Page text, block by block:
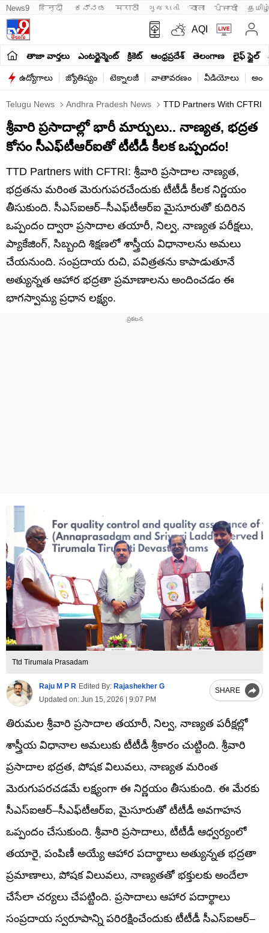
News9 हिन्दी ಕನ್ನಡ मराठी ગુજરાતી বাংলা ਪੰਜਾਬੀ
AQI
తాజా వార్తలు ఎంటర్టైన్మెంట్ క్రికెట్ ఆంధ్రప్రదేశ్ తెలంగాణ లైఫ్ స్టైల్
ఉద్యోగాలు జ్యోతిష్యం టెక్నాలజీ వాతావరణం వీడియోలు
Telugu News Andhra Pradesh News TTD Partners With CFTRI
శ్రీవారి ప్రసాదాల్లో భారీ మార్పులు.. నాణ్యత, భద్రత
కోసం సీఎఫ్‌టీఆర్‌ఐతో టీటీడీ కీలక ఒప్పందం!
TTD Partners with CFTRI: శ్రీవారి ప్రసాదాల నాణ్యత,
భద్రతను మరింత మెరుగుపరచేందుకు టీటీడీ కీలక నిర్ణయం
తీసుకుంది. సీఎస్‌ఐఆర్–సీఎఫ్‌టీఆర్‌ఐ మైసూరుతో కుదిరిన
ఒప్పందం ద్వారా ప్రసాదాల తయారీ, నిల్వ, నాణ్యత పరీక్షలు,
ప్యాకేజింగ్, సిబ్బంది శిక్షణలో శాస్త్రీయ విధానాలను అమలు
చేయనుంది. సంప్రదాయ రుచి, పవిత్రతను కాపాడుతూనే
అత్యున్నత ఆహార భద్రతా ప్రమాణాలను అందించడం ఈ
భాగస్వామ్య ప్రధాన లక్ష్యం.
Ttd Tirumala Prasadam
Raju M P R Edited By: Rajashekher G
Updated on: Jun 15, 2026 | 9:07 PM
SHARE
తిరుమల శ్రీవారి ప్రసాదాల తయారీ, నిల్వ, నాణ్యత పరీక్షల్లో
శాస్త్రీయ విధానాల అమలుకు టీటీడీ శ్రీకారం చుట్టింది. శ్రీవారి
ప్రసాదాల భద్రత, పోషక విలువలు, నాణ్యత మరింత
మెరుగుపరచడమే లక్ష్యంగా ఈ నిర్ణయం తీసుకుంది. ఈ మేరకు
సీఎస్‌ఐఆర్–సీఎఫ్‌టీఆర్‌ఐ, మైసూరుతో టీటీడీ అవగాహన
ఒప్పందం చేసుకుంది. శ్రీవారి ప్రసాదాలు, టీటీడీ ఆధ్వర్యంలో
తయారై, పంపిణీ అయ్యే ఆహార పదార్థాలు అత్యున్నత భద్రతా
ప్రమాణాలు, పోషక విలువలు, నాణ్యతతో భక్తులకు అందేలా
చేసేలా చర్యలు చేపట్టింది. ప్రసాదాలు ఆహార పదార్థాలు
సంప్రదాయ స్వరూపాన్ని పరిరక్షించేందుకు టీటీడీ సీఎస్‌ఐఆర్–